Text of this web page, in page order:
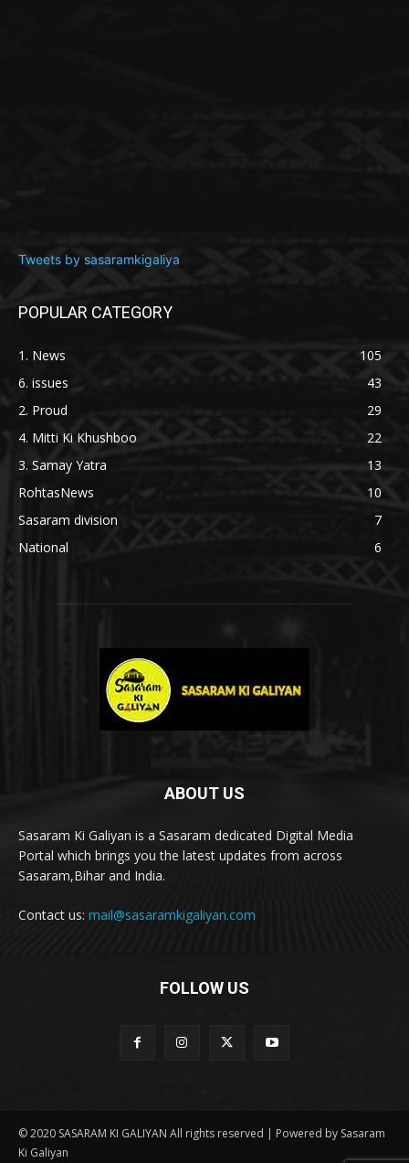
Tweets by sasaramkigaliya
POPULAR CATEGORY
1. News
105
6. issues
43
2. Proud
29
4. Mitti Ki Khushboo
22
3. Samay Yatra
13
RohtasNews
10
Sasaram division
7
National
6
ABOUT US
Sasaram Ki Galiyan is a Sasaram dedicated Digital Media
Portal which brings you the latest updates from across
Sasaram,Bihar and India.
Contact us: mail@sasaramkigaliyan.com
FOLLOW US
© 2020 SASARAM KI GALIYAN All rights reserved | Powered by Sasaram
Ki Galiyan